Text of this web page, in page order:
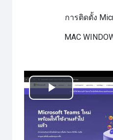
การติดตั้ง
MAC
เล่น
วิดีโอ